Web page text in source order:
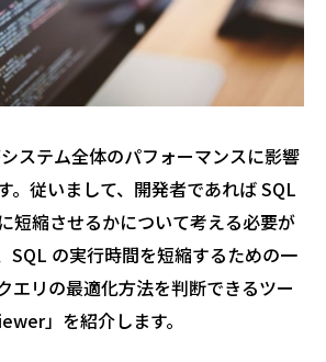
ステム全体のパフォーマンスに影響
。従いまして、開発者であれば SQL
短縮させるかについて考える必要が
SQL の実行時間を短縮するための一
エリの最適化方法を判断できるツー
」を紹介します。